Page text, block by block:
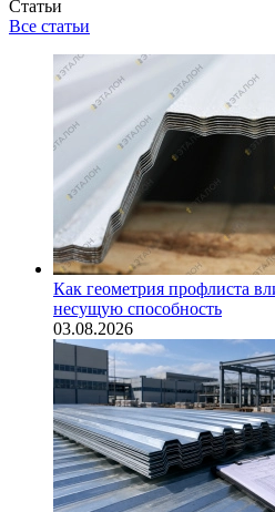
Статьи
Все статьи
Как геометрия профлиста
несущую способность
03.08.2026